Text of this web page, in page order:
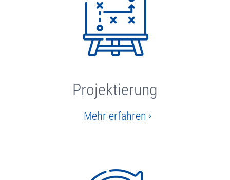
Projektierung
Mehr erfahren